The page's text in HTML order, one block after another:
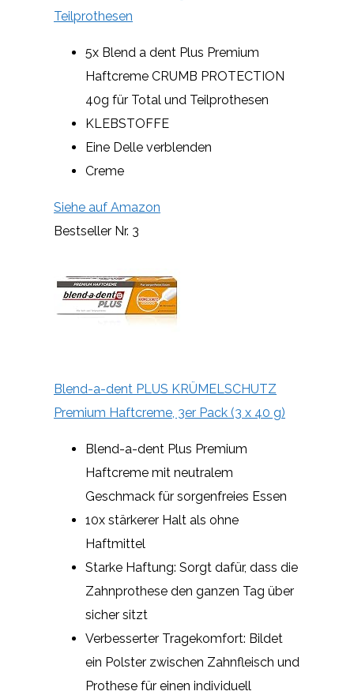
Teilprothesen
5x Blend a dent Plus Premium
Haftcreme CRUMB PROTECTION
40g für Total und Teilprothesen
KLEBSTOFFE
Eine Delle verblenden
Creme
Siehe auf Amazon
Bestseller Nr. 3
Blend-a-dent PLUS KRÜMELSCHUTZ
Premium Haftcreme, 3er Pack (3 x 40 g)
Blend-a-dent Plus Premium
Haftcreme mit neutralem
Geschmack für sorgenfreies Essen
10x stärkerer Halt als ohne
Haftmittel
Starke Haftung: Sorgt dafür, dass die
Zahnprothese den ganzen Tag über
sicher sitzt
Verbesserter Tragekomfort: Bildet
ein Polster zwischen Zahnfleisch und
Prothese für einen individuell